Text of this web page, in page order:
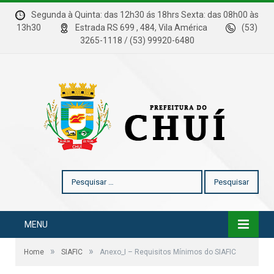
Segunda à Quinta: das 12h30 ás 18hrs Sexta: das 08h00 às
13h30
Estrada RS 699 , 484, Vila América
(53)
3265-1118 / (53) 99920-6480
MENU
Home » SIAFIC » Anexo_I – Requisitos Mínimos do SIAFIC